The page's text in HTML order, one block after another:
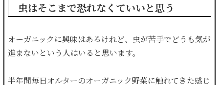
虫はそこまで恐れなくていいと思う
オーガニックに興味はあるけれど、虫が苦手でどうも気が
進まないという人はいると思います。
半年間毎日オルターのオーガニック野菜に触れてきた感じ